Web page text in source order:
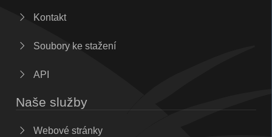
Kontakt
Soubory ke stažení
API
Naše služby
Webové stránky